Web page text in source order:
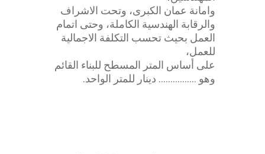
وامانة عمان الكبرى، وتحت الاشراف
والرقابة الهندسية الكاملة، وحتى اتمام
العمل بحيث تحسب التكلفة الاجمالية
للعمل،
على أساس المتر المسطح للبناء القائم
وهو ……………. دينار للمتر الواحد.